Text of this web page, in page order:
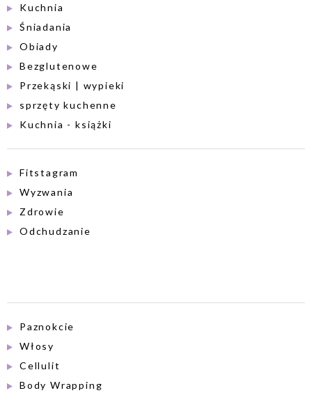
Kuchnia
Śniadania
Obiady
Bezglutenowe
Przekąski | wypieki
sprzęty kuchenne
Kuchnia - książki
Fitstagram
Wyzwania
Zdrowie
Odchudzanie
Paznokcie
Włosy
Cellulit
Body Wrapping